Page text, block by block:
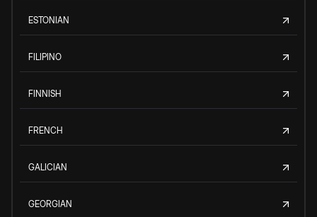
ESTONIAN
FILIPINO
FINNISH
FRENCH
GALICIAN
GEORGIAN